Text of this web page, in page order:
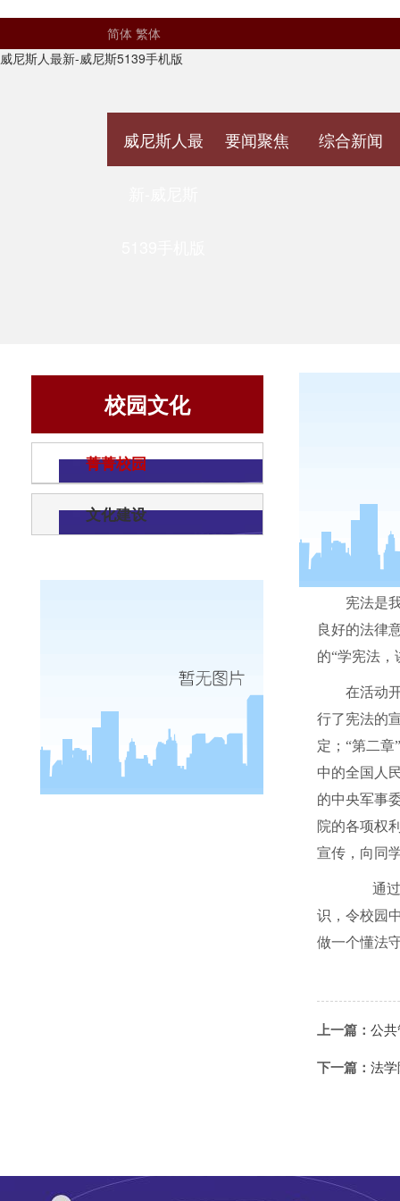
简体 繁体
威尼斯人最新-威尼斯5139手机版
威尼斯人最 要闻聚焦 综合新闻
校园文化
菁菁校园
文化建设
宪法是
良好的法律
的“学宪法
在活动
行了宪法的
定；“第二章”
中的全国人
的中央军事
院的各项权
宣传，向同
通过开
识，令校园
做一个懂法
上一篇： 公
下一篇： 法学